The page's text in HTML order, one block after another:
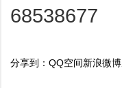
68538677
分享到： QQ空间新浪微博